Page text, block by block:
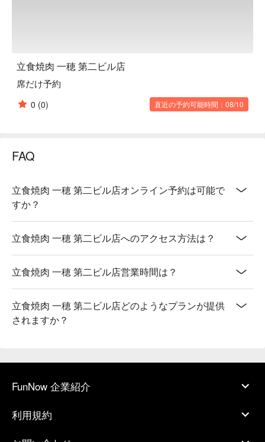
立食焼肉 一穂 第二ビル店
席だけ予約
0 (0) 直近の予約可能時間：08/10
FAQ
立食焼肉 一穂 第二ビル店オンライン予約は可能で
すか？
立食焼肉 一穂 第二ビル店へのアクセス方法は？
立食焼肉 一穂 第二ビル店営業時間は？
立食焼肉 一穂 第二ビル店どのようなプランが提供
されますか？
FunNow 企業紹介
利用規約